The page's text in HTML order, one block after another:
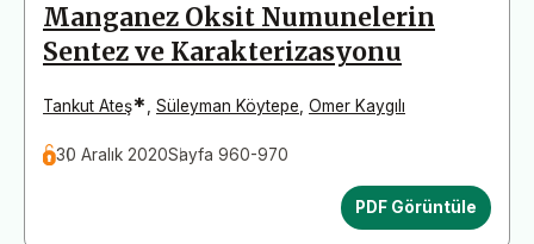
Manganez Oksit Numunelerin
Sentez ve Karakterizasyonu
Tankut Ateş* Süleyman Köytepe Omer Kaygılı
30 Aralık 2020Sayfa 960-970
PDF Görüntüle